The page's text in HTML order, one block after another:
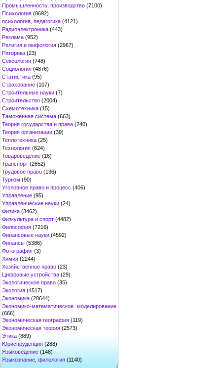
Промышленность, производство (7100)
Психология (8692)
психология, педагогика (4121)
Радиоэлектроника (443)
Реклама (952)
Религия и мифология (2967)
Риторика (23)
Сексология (748)
Социология (4876)
Статистика (95)
Страхование (107)
Строительные науки (7)
Строительство (2004)
Схемотехника (15)
Таможенная система (663)
Теория государства и права (240)
Теория организации (39)
Теплотехника (25)
Технология (624)
Товароведение (16)
Транспорт (2652)
Трудовое право (136)
Туризм (90)
Уголовное право и процесс (406)
Управление (95)
Управленческие науки (24)
Физика (3462)
Физкультура и спорт (4482)
Философия (7216)
Финансовые науки (4592)
Финансы (5386)
Фотография (3)
Химия (2244)
Хозяйственное право (23)
Цифровые устройства (29)
Экологическое право (35)
Экология (4517)
Экономика (20644)
Экономико-математическое моделирование
(666)
Экономическая география (119)
Экономическая теория (2573)
Этика (889)
Юриспруденция (288)
Языковедение (148)
Языкознание, филология (1140)